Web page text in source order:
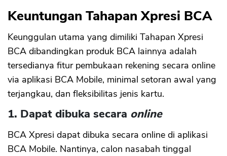
Keuntungan Tahapan Xpresi BCA
Keunggulan utama yang dimiliki Tahapan Xpresi
BCA dibandingkan produk BCA lainnya adalah
tersedianya fitur pembukaan rekening secara online
via aplikasi BCA Mobile, minimal setoran awal yang
terjangkau, dan fleksibilitas jenis kartu.
1. Dapat dibuka secara online
BCA Xpresi dapat dibuka secara online di aplikasi
BCA Mobile. Nantinya, calon nasabah tinggal